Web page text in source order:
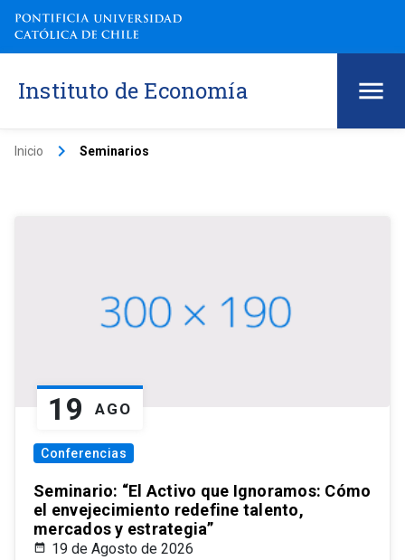
Instituto de Economía
Inicio keyboard_arrow_right Seminarios
19 AGO
Conferencias
Seminario: “El Activo que Ignoramos: Cómo
el envejecimiento redefine talento,
mercados y estrategia”
19 de Agosto de 2026